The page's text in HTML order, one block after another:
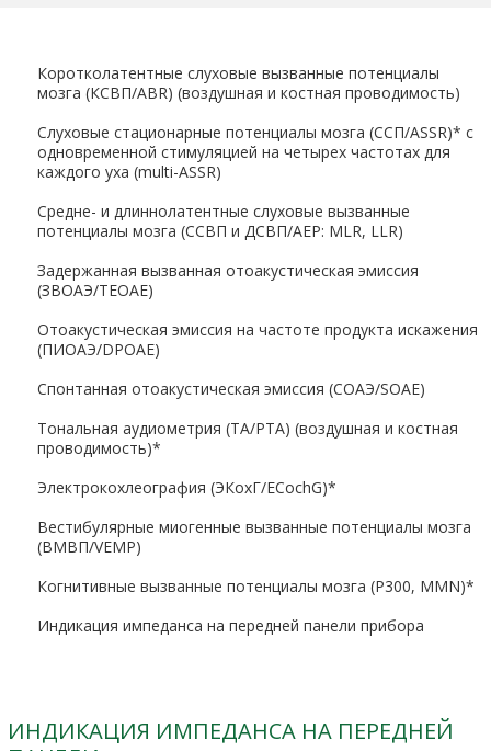
Коротколатентные слуховые вызванные потенциалы
мозга (КСВП/ABR) (воздушная и костная проводимость)
Слуховые стационарные потенциалы мозга (ССП/ASSR)* с
одновременной стимуляцией на четырех частотах для
каждого уха (multi-ASSR)
Средне- и длиннолатентные слуховые вызванные
потенциалы мозга (ССВП и ДСВП/AEP: MLR, LLR)
Задержанная вызванная отоакустическая эмиссия
(ЗВОАЭ/TEOAE)
Отоакустическая эмиссия на частоте продукта искажения
(ПИОАЭ/DPOAE)
Спонтанная отоакустическая эмиссия (СОАЭ/SOAE)
Тональная аудиометрия (TA/PTA) (воздушная и костная
проводимость)*
Электрокохлеография (ЭКохГ/ECochG)*
Вестибулярные миогенные вызванные потенциалы мозга
(ВМВП/VEMP)
Когнитивные вызванные потенциалы мозга (P300, MMN)*
Индикация импеданса на передней панели прибора
ИНДИКАЦИЯ ИМПЕДАНСА НА ПЕРЕДНЕЙ